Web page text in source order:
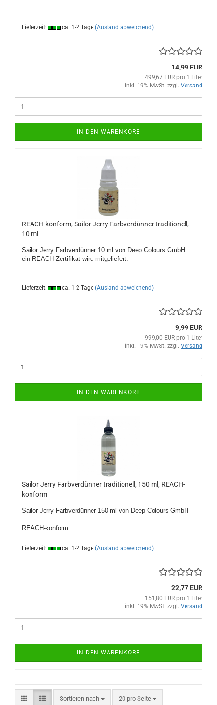
Lieferzeit: ca. 1-2 Tage (Ausland abweichend)
14,99 EUR
499,67 EUR pro 1 Liter
inkl. 19% MwSt. zzgl. Versand
IN DEN WARENKORB
REACH-konform, Sailor Jerry Farbverdünner traditionell,
10 ml
Sailor Jerry Farbverdünner 10 ml von Deep Colours GmbH,
ein REACH-Zertifikat wird mitgeliefert.
Lieferzeit: ca. 1-2 Tage (Ausland abweichend)
9,99 EUR
999,00 EUR pro 1 Liter
inkl. 19% MwSt. zzgl. Versand
IN DEN WARENKORB
Sailor Jerry Farbverdünner traditionell, 150 ml, REACH-
konform
Sailor Jerry Farbverdünner 150 ml von Deep Colours GmbH
REACH-konform.
Lieferzeit: ca. 1-2 Tage (Ausland abweichend)
22,77 EUR
151,80 EUR pro 1 Liter
inkl. 19% MwSt. zzgl. Versand
IN DEN WARENKORB
Sortieren nach
Sortieren nach 20 pro Seite
pro Seite